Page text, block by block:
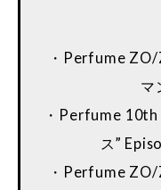
・Perfume
マ
・Perfume
ス”
・Perfume